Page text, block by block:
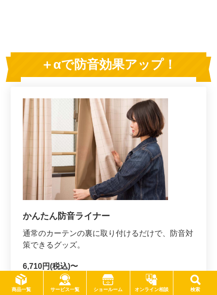
商品一覧 サービス一覧 ショールーム オンライン相談 検索
＋αで防音効果アップ！
かんたん防音ライナー
通常のカーテンの裏に取り付けるだけで、防音対
策できるグッズ。
6,710円(税込)〜